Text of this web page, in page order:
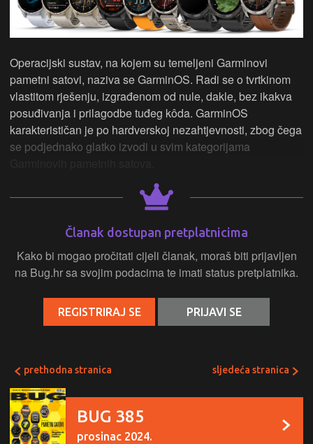
Operacijski sustav, na kojem su temeljeni Garminovi
pametni satovi, naziva se GarminOS. Radi se o tvrtkinom
vlastitom rješenju, izgrađenom od nule, dakle, bez ikakva
posuđivanja i prilagodbe tuđeg kôda. GarminOS
karakterističan je po hardverskoj nezahtjevnosti, zbog čega
se podjednako glatko izvodi u svim kategorijama
Članak dostupan pretplatnicima
Kako bi mogao pročitati cijeli članak, moraš biti prijavljen
na Bug.hr sa svojim podacima te imati status pretplatnika.
REGISTRIRAJ SE PRIJAVI SE
prethodna stranica sljedeća stranica
BUG 385
prosinac 2024.